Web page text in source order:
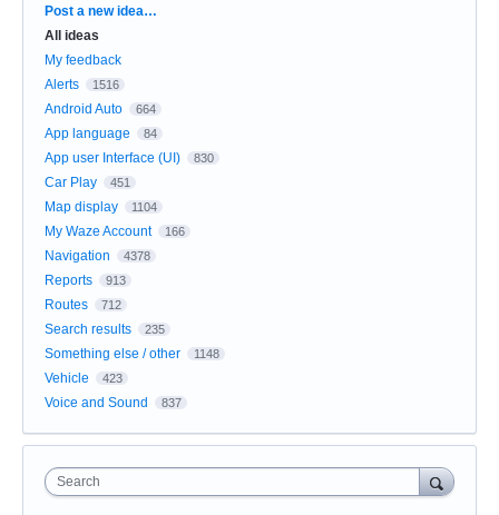
Categories
Post a new idea…
All ideas
My feedback
Alerts
1516
Android Auto 664
App language 84
App user Interface (UI) 830
Car Play 451
Map display 1104
My Waze Account 166
Navigation 4378
Reports 913
Routes 712
Search results 235
Something else / other 1148
Vehicle 423
Voice and Sound 837
Search